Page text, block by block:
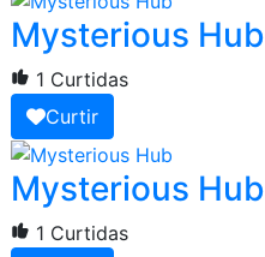
Mysterious Hub
1 Curtidas
Curtir
Mysterious Hub
1 Curtidas